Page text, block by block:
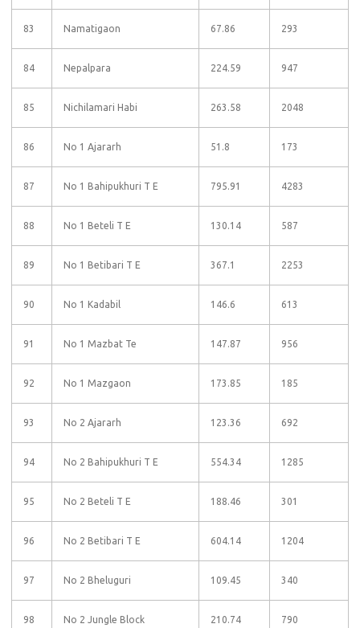
83 Namatigaon 67.86 293
84 Nepalpara 224.59 947
85 Nichilamari Habi 263.58 2048
86 No 1 Ajararh 51.8 173
87 No 1 Bahipukhuri T E 795.91 4283
88 No 1 Beteli T E 130.14 587
89 No 1 Betibari T E 367.1 2253
90 No 1 Kadabil 146.6 613
91 No 1 Mazbat Te 147.87 956
92 No 1 Mazgaon 173.85 185
93 No 2 Ajararh 123.36 692
94 No 2 Bahipukhuri T E 554.34 1285
95 No 2 Beteli T E 188.46 301
96 No 2 Betibari T E 604.14 1204
97 No 2 Bheluguri 109.45 340
98 No 2 Jungle Block 210.74 790